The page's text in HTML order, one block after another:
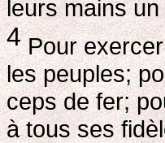
leurs mains
4Pour
les peuples;
ceps de fer;
à tous ses